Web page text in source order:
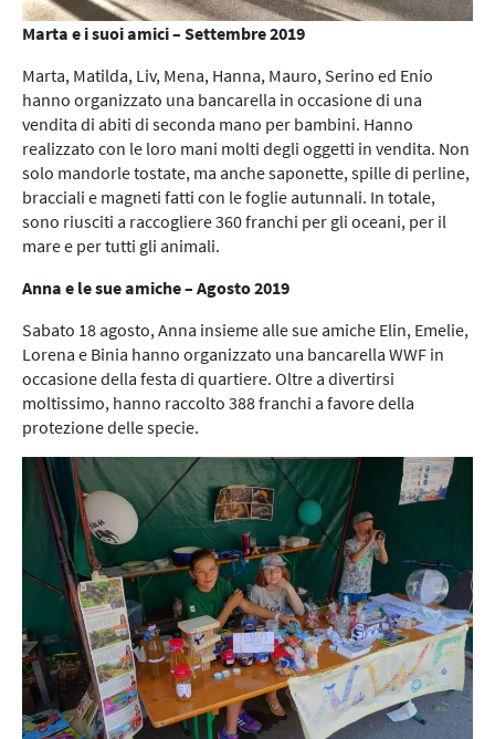
Marta e i suoi amici– Settembre 2019
Marta, Matilda, Liv, Mena, Hanna, Mauro, Serino ed Enio
hanno organizzato una bancarella in occasione di una
vendita di abiti di seconda mano per bambini. Hanno
realizzato con le loro mani molti degli oggetti in vendita. Non
solo mandorle tostate, ma anche saponette, spille di perline,
bracciali e magneti fatti con le foglie autunnali. In totale,
sono riusciti a raccogliere 360 franchi per gli oceani, per il
mare e per tutti gli animali.
Anna e le sue amiche– Agosto 2019
Sabato 18 agosto, Anna insieme alle sue amiche Elin, Emelie,
Lorena e Binia hanno organizzato una bancarella WWF in
occasione della festa di quartiere. Oltre a divertirsi
moltissimo, hanno raccolto 388 franchi a favore della
protezione delle specie.